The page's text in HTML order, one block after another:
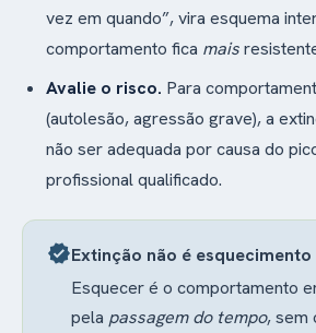
vez em quando”, vira esquema
comportamento fica mais
Avalie o risco. Para
(autolesão, agressão grave), a
não ser adequada por causa do
profissional qualificado.
verifiedExtinção não é esquecimento
Esquecer é o comportamento
pela passagem do tempo, sem